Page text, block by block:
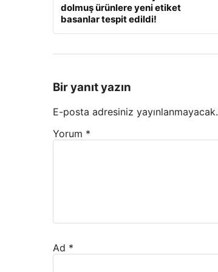
dolmuş ürünlere yeni etiket
basanlar tespit edildi!
Bir yanıt yazın
E-posta adresiniz yayınlanmayacak.
Yorum *
Ad *